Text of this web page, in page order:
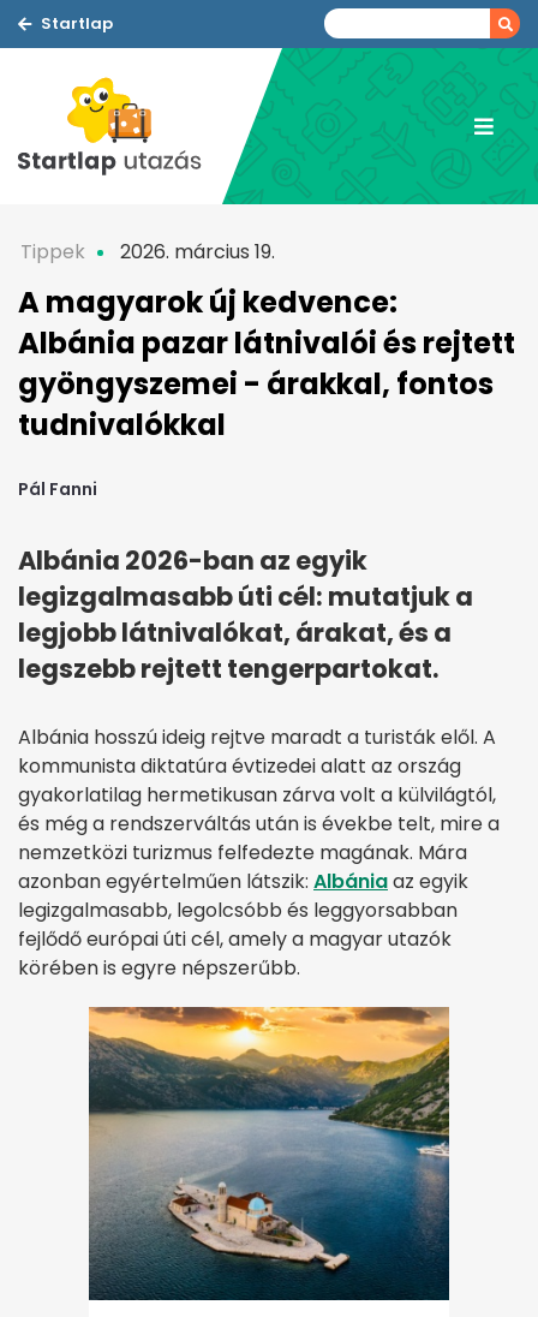
Startlap
Tippek 2026. március 19.
A magyarok új kedvence:
Albánia pazar látnivalói és rejtett
gyöngyszemei - árakkal, fontos
tudnivalókkal
Pál Fanni
Albánia 2026-ban az egyik
legizgalmasabb úti cél: mutatjuk a
legjobb látnivalókat, árakat, és a
legszebb rejtett tengerpartokat.
Albánia hosszú ideig rejtve maradt a turisták elől. A
kommunista diktatúra évtizedei alatt az ország
gyakorlatilag hermetikusan zárva volt a külvilágtól,
és még a rendszerváltás után is évekbe telt, mire a
nemzetközi turizmus felfedezte magának. Mára
azonban egyértelműen látszik: Albániaaz egyik
legizgalmasabb, legolcsóbb és leggyorsabban
fejlődő európai úti cél, amely a magyar utazók
körében is egyre népszerűbb.